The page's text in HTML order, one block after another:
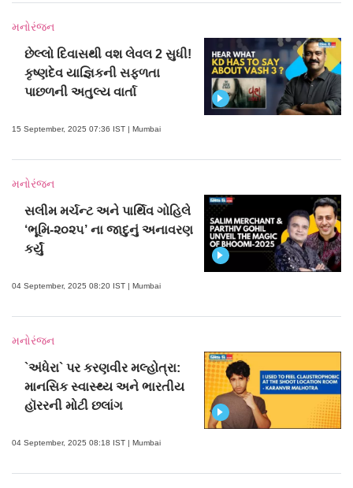
મનોરંજન
છેલ્લો દિવાસથી વશ લેવલ 2 સુધી!
કૃષ્ણદેવ યાજ્ઞિકની સફળતા
પાછળની અતુલ્ય વાર્તા
15 September, 2025 07:36 IST | Mumbai
મનોરંજન
સલીમ મર્ચન્ટ અને પાર્થિવ ગોહિલે
‘ભૂમિ-૨૦૨૫’ ના જાદુનું અનાવરણ
કર્યું
04 September, 2025 08:20 IST | Mumbai
મનોરંજન
`અંધેરા` પર કરણવીર મલ્હોત્રા:
માનસિક સ્વાસ્થ્ય અને ભારતીય
હૉરરની મોટી છલાંગ
04 September, 2025 08:18 IST | Mumbai